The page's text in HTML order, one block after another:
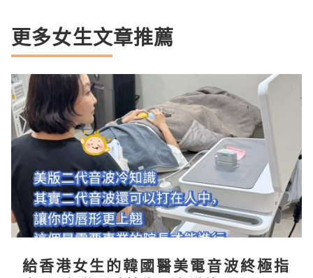
更多女生文章推薦
給香港女生的韓國醫美電音波終極指